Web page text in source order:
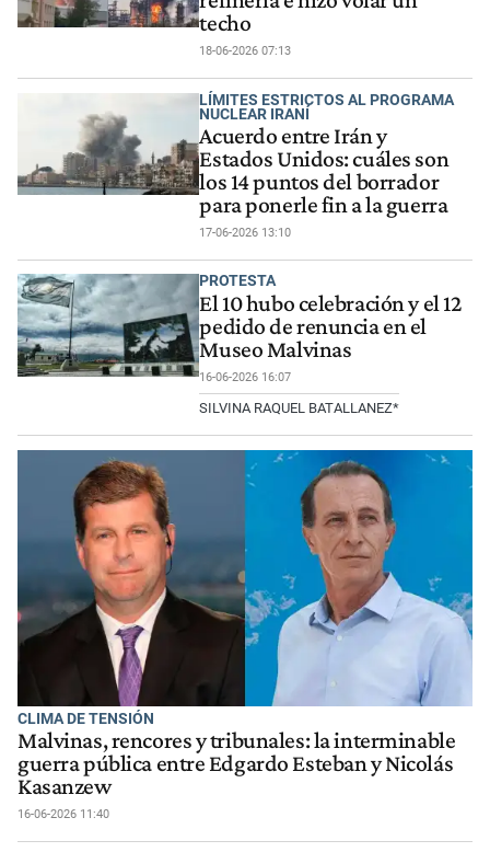
techo
18-06-2026 07:13
LÍMITES ESTRICTOS AL PROGRAMA
NUCLEAR IRANÍ
Acuerdo entre Irán y
Estados Unidos: cuáles son
los 14 puntos del borrador
para ponerle fin a la guerra
17-06-2026 13:10
PROTESTA
El 10 hubo celebración y el 12
pedido de renuncia en el
Museo Malvinas
16-06-2026 16:07
SILVINA RAQUEL BATALLANEZ*
CLIMA DE TENSIÓN
Malvinas, rencores y tribunales: la interminable
guerra pública entre Edgardo Esteban y Nicolás
Kasanzew
16-06-2026 11:40